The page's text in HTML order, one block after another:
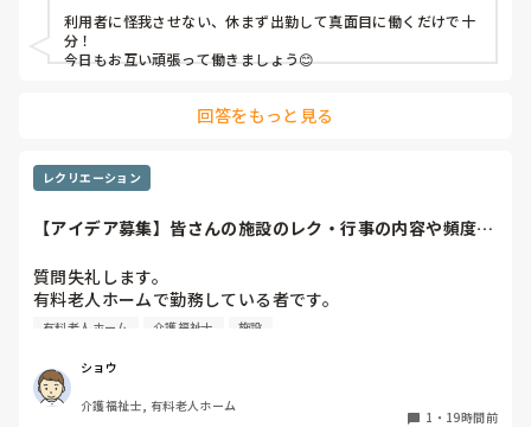
職員から見ての私は？って考えたら答えられる自信がないで
す…
利用者に怪我させない、休まず出勤して真面目に働くだけで十
分！
今日もお互い頑張って働きましょう😊
回答をもっと見る
レクリエーション
【アイデア募集】皆さんの施設のレク・行事の内容や頻度を
質問失礼します。
有料老人ホームで勤務している者です。
のくらいの頻度で行っているのか参考にさせていただきたく
質問いたしました。
うちの施設では現在、以下のような取り組みを行っていま
有料老人ホーム 介護福祉士 施設
ショウ
介護福祉士, 有料老人ホーム
1 ・ 19時間前